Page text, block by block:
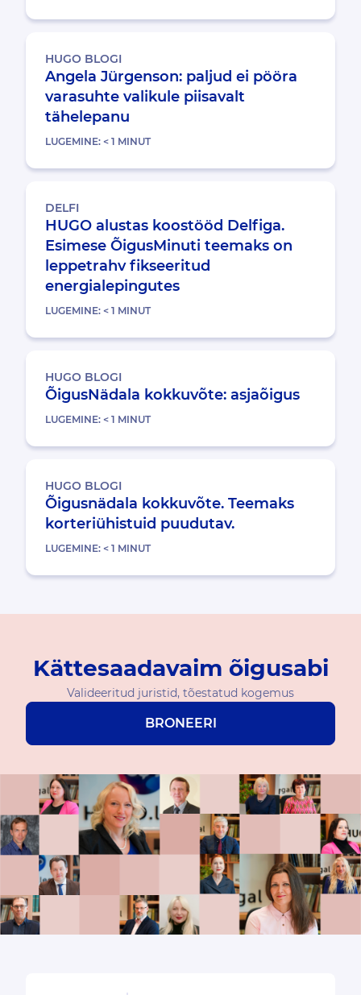
HUGO BLOGI
Angela Jürgenson: paljud ei pööra
varasuhte valikule piisavalt
tähelepanu
LUGEMINE: < 1 MINUT
DELFI
HUGO alustas koostööd Delfiga.
Esimese ÕigusMinuti teemaks on
leppetrahv fikseeritud
energialepingutes
LUGEMINE: < 1 MINUT
HUGO BLOGI
ÕigusNädala kokkuvõte: asjaõigus
LUGEMINE: < 1 MINUT
HUGO BLOGI
Õigusnädala kokkuvõte. Teemaks
korteriühistuid puudutav.
LUGEMINE: < 1 MINUT
Kättesaadavaim õigusabi
Valideeritud juristid, tõestatud kogemus
BRONEERI